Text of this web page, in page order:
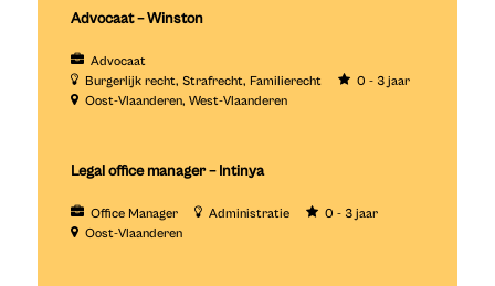
Advocaat – Winston
Advocaat
Burgerlijk recht Strafrecht Familierecht
0 - 3 jaar
Oost-Vlaanderen West-Vlaanderen
Legal office manager – Intinya
Office Manager Administratie
0 - 3 jaar
Oost-Vlaanderen